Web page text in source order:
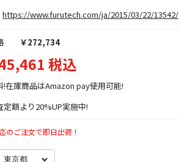
https://www.furutech.com/ja/2015/03/22/13542/
￥272,734
税込
在庫商品はAmazon pay使用可能!
額より20%UP実施中!
のご注文で即日出荷！